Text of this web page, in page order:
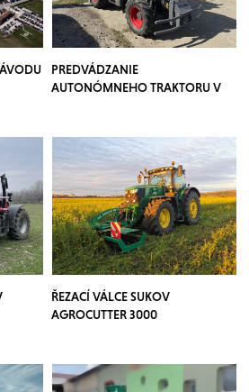
PREDVÁDZANIE
AUTONÓMNEHO TRAKTORU V
ŘEZACÍ VÁLCE SUKOV
AGROCUTTER 3000